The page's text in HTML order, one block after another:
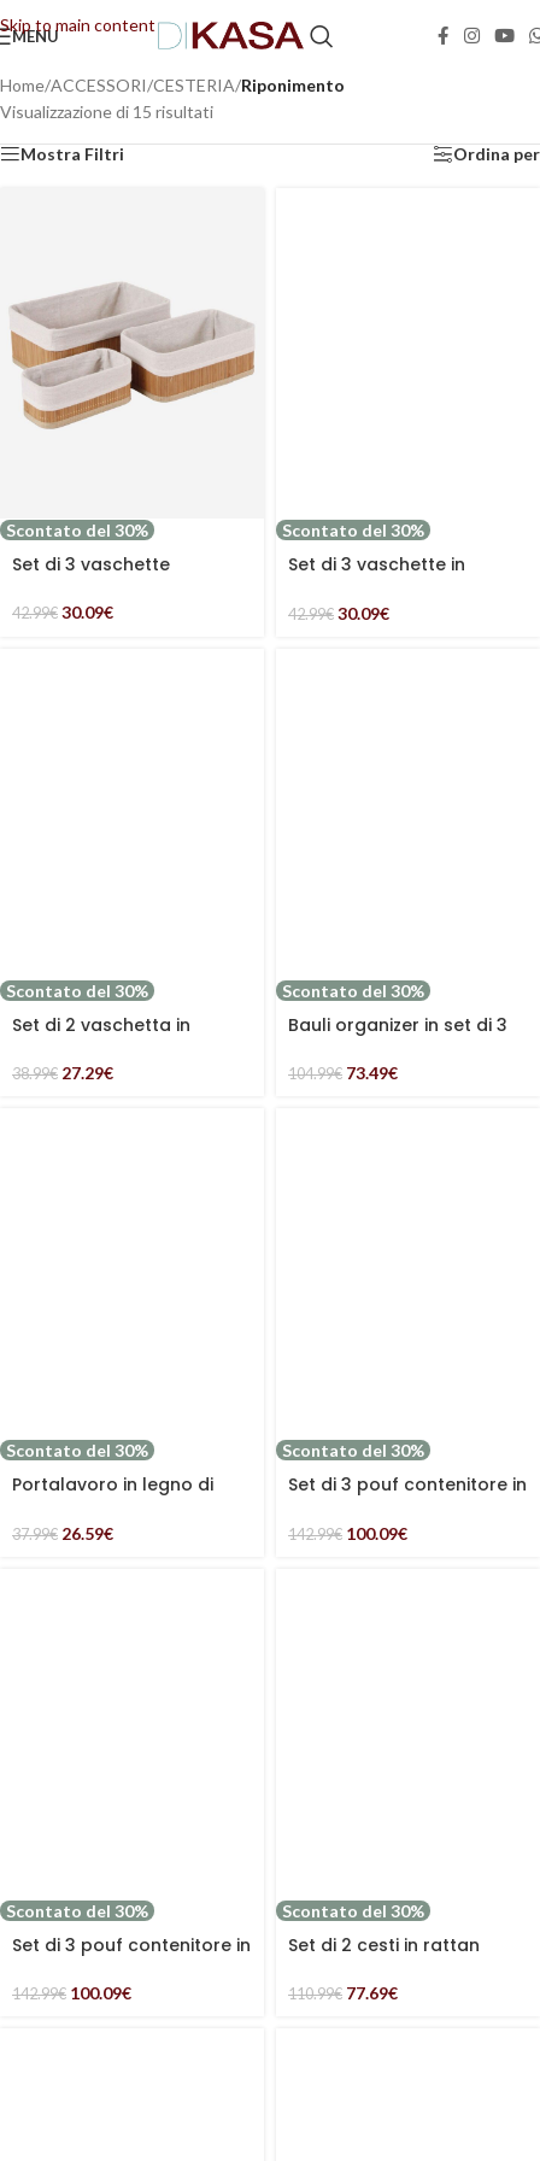
Skip to main content
📢 Dal 08/08/2026 al 23/08/2026 (compresi) gli ordini saranno evasi con tempi di
MENU
Home/ACCESSORI/CESTERIA/Riponimento
Visualizzazione di 15 risultati
Mostra Filtri Ordina per
Scontato del 30%
Set di 3 vaschette
naturale
42.99€ 30.09€
Scontato del 30%
Set di 3 vaschette in
42.99€ 30.09€
Scontato del 30%
Set di 2 vaschetta in
38.99€ 27.29€
Scontato del 30%
Bauli organizer in set di 3
tessuto non tessuto
104.99€ 73.49€
Scontato del 30%
Portalavoro in legno di
37.99€ 26.59€
Scontato del 30%
Set di 3 pouf contenitore in
142.99€ 100.09€
Scontato del 30%
Set di 3 pouf contenitore in
142.99€ 100.09€
Scontato del 30%
Set di 2 cesti in rattan
110.99€ 77.69€